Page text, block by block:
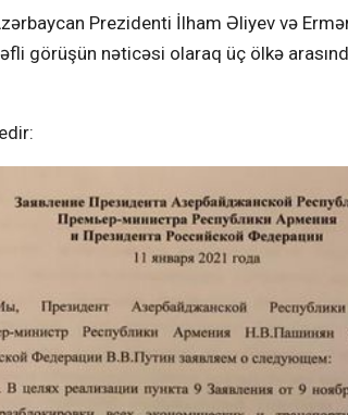
Prezidenti İlham Əliyev və
görüşün nəticəsi olaraq üç ölkə